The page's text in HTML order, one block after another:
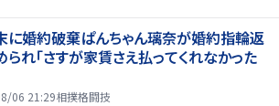
に婚約破棄ぱんちゃん璃奈が婚約指輪返
れ「さすが家賃さえ払ってくれなかった
06 21:29相撲格闘技